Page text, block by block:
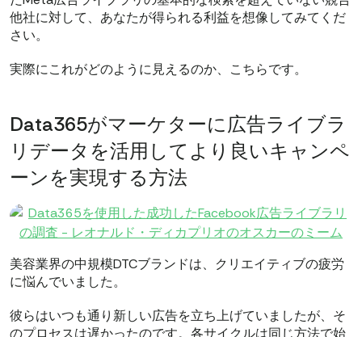
他社に対して、あなたが得られる利益を想像してみてくだ
さい。
実際にこれがどのように見えるのか、こちらです。
Data365がマーケターに広告ライブラ
リデータを活用してより良いキャンペ
ーンを実現する方法
美容業界の中規模DTCブランドは、クリエイティブの疲労
に悩んでいました。
彼らはいつも通り新しい広告を立ち上げていましたが、そ